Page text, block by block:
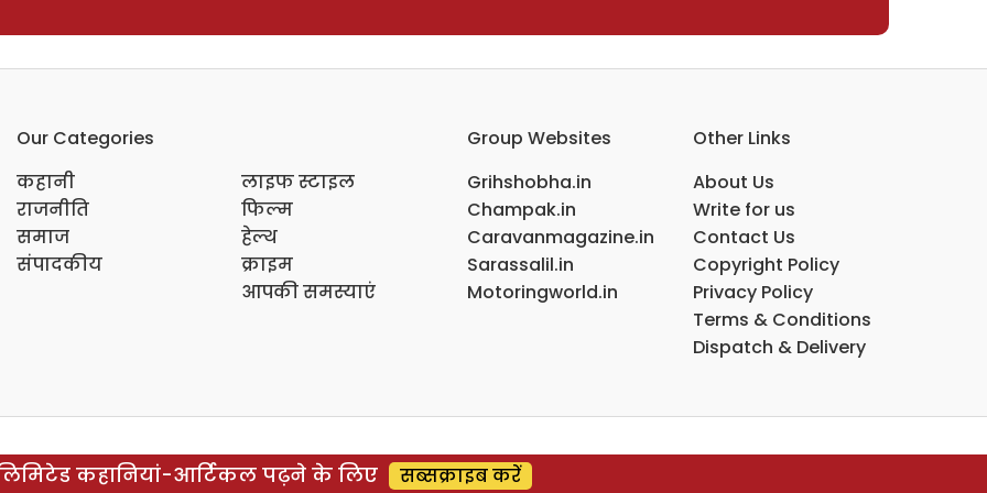
Our Categories
कहानी
राजनीति
समाज
संपादकीय
लाइफ स्टाइल
फिल्म
हेल्थ
क्राइम
आपकी समस्याएं
Group Websites
Grihshobha.in
Champak.in
Caravanmagazine.in
Sarassalil.in
Motoringworld.in
Other Links
About Us
Write for us
Contact Us
Copyright Policy
Privacy Policy
Terms & Conditions
Dispatch & Delivery
कहानियां-आर्टिकल पढ़ने के लिए सब्सक्राइब करें